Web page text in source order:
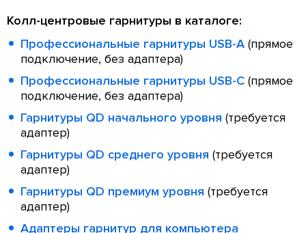
Колл-центровые гарнитуры в каталоге:
Профессиональные гарнитуры USB-A (прямое
подключение, без адаптера)
Профессиональные гарнитуры USB-C (прямое
подключение, без адаптера)
Гарнитуры QD начального уровня (требуется
адаптер)
Гарнитуры QD среднего уровня (требуется
адаптер)
Гарнитуры QD премиум уровня (требуется
адаптер)
Адаптеры гарнитур для компьютера